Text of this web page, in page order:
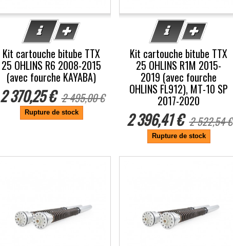
Kit cartouche bitube TTX
25 OHLINS R6 2008-2015
(avec fourche KAYABA)
2 370,25 € 2 495,00 €
Rupture de stock
Kit cartouche bitube TTX
25 OHLINS R1M 2015-
2019 (avec fourche
OHLINS FL912), MT-10 SP
2017-2020
2 396,41 € 2 522,54 €
Rupture de stock